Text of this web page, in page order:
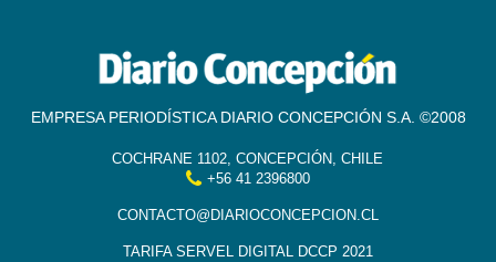
EMPRESA PERIODÍSTICA DIARIO CONCEPCIÓN S.A. ©2008
COCHRANE 1102, CONCEPCIÓN, CHILE
+56 41 2396800
CONTACTO@DIARIOCONCEPCION.CL
TARIFA SERVEL DIGITAL DCCP 2021